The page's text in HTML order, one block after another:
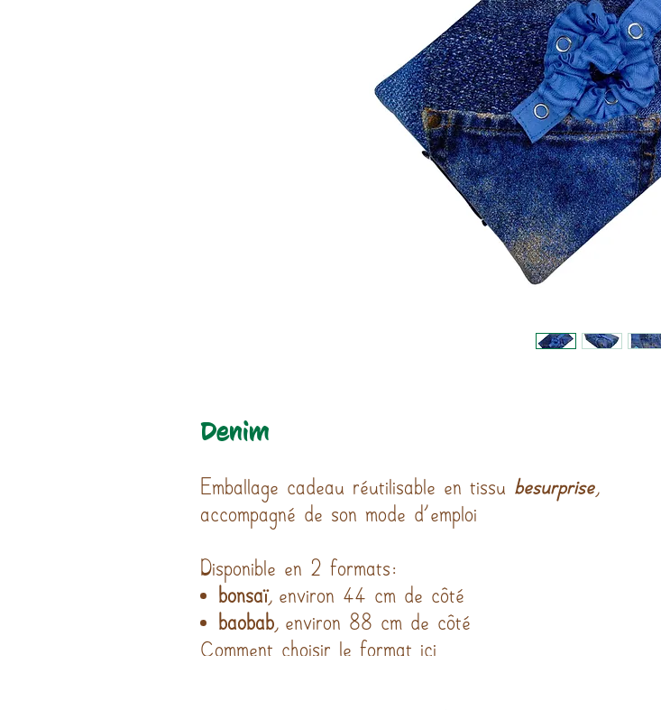
Denim
Emballage cadeau réutilisable en tissu besurprise
accompagné de son mode d’emploi
Disponible en 2 formats:
bonsaï , environ 44 cm de côté
baobab , environ 88 cm de côté
Comment choisir le format ici